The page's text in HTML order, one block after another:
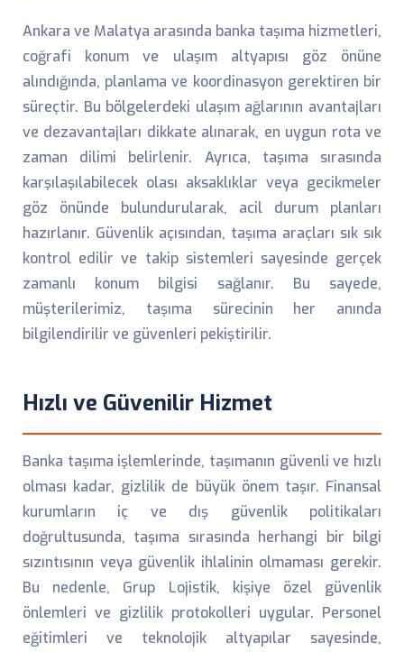
Ankara ve Malatya arasında banka taşıma hizmetleri,
coğrafi konum ve ulaşım altyapısı göz önüne
alındığında, planlama ve koordinasyon gerektiren bir
süreçtir. Bu bölgelerdeki ulaşım ağlarının avantajları
ve dezavantajları dikkate alınarak, en uygun rota ve
zaman dilimi belirlenir. Ayrıca, taşıma sırasında
karşılaşılabilecek olası aksaklıklar veya gecikmeler
göz önünde bulundurularak, acil durum planları
hazırlanır. Güvenlik açısından, taşıma araçları sık sık
kontrol edilir ve takip sistemleri sayesinde gerçek
zamanlı konum bilgisi sağlanır. Bu sayede,
müşterilerimiz, taşıma sürecinin her anında
bilgilendirilir ve güvenleri pekiştirilir.
Hızlı ve Güvenilir Hizmet
Banka taşıma işlemlerinde, taşımanın güvenli ve hızlı
olması kadar, gizlilik de büyük önem taşır. Finansal
kurumların iç ve dış güvenlik politikaları
doğrultusunda, taşıma sırasında herhangi bir bilgi
sızıntısının veya güvenlik ihlalinin olmaması gerekir.
Bu nedenle, Grup Lojistik, kişiye özel güvenlik
önlemleri ve gizlilik protokolleri uygular. Personel
eğitimleri ve teknolojik altyapılar sayesinde,